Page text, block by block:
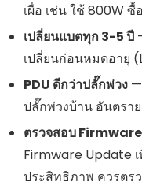
เผื่อ เช่น ใช้ 800W ซื้
เปลี่ยนแบตทุก 3-5 ปี
เปลี่ยนก่อนหมดอายุ
PDU ดีกว่าปลั๊กพ่วง
ปลั๊กพ่วงบ้าน อันตรา
ตรวจสอบ
Firmware Update
ประสิทธิภาพ ควรตร